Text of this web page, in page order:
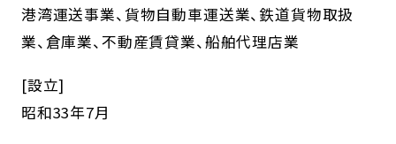
港湾運送事業、貨物自動車運送業、鉄道貨物取扱
業、倉庫業、不動産賃貸業、船舶代理店業
[設立]
昭和33年7月